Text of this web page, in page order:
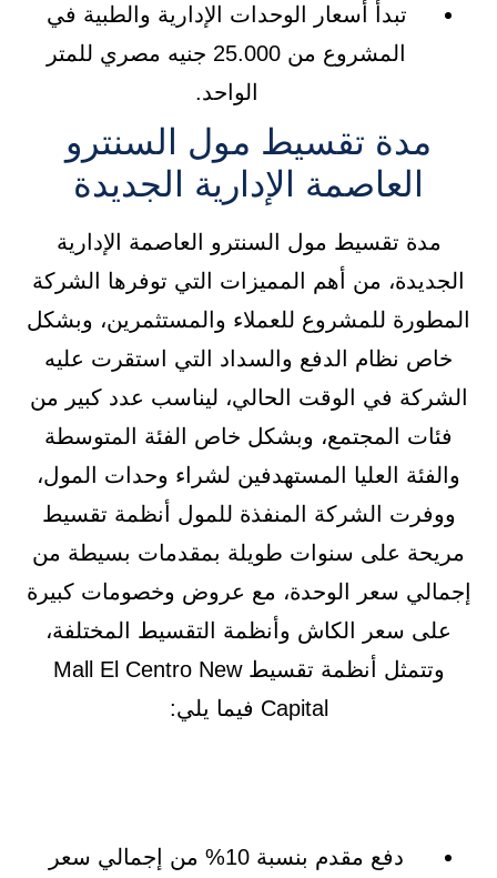
تبدأ أسعار الوحدات الإدارية والطبية في
المشروع من 25.000 جنيه مصري للمتر
الواحد.
مدة تقسيط مول السنترو
العاصمة الإدارية الجديدة
مدة تقسيط مول السنترو العاصمة الإدارية
الجديدة، من أهم المميزات التي توفرها الشركة
المطورة للمشروع للعملاء والمستثمرين، وبشكل
خاص نظام الدفع والسداد التي استقرت عليه
الشركة في الوقت الحالي، ليناسب عدد كبير من
فئات المجتمع، وبشكل خاص الفئة المتوسطة
والفئة العليا المستهدفين لشراء وحدات المول،
ووفرت الشركة المنفذة للمول أنظمة تقسيط
مريحة على سنوات طويلة بمقدمات بسيطة من
إجمالي سعر الوحدة، مع عروض وخصومات كبيرة
على سعر الكاش وأنظمة التقسيط المختلفة،
وتتمثل أنظمة تقسيط Mall El Centro New
Capital فيما يلي:
دفع مقدم بنسبة 10% من إجمالي سعر